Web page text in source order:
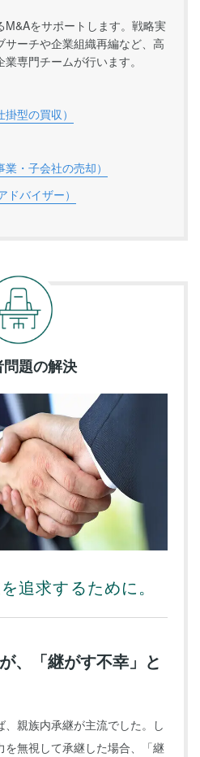
M&Aをサポートします。戦略実
ーチや企業組織再編など、高
専門チームが行います。
型の買収）
・子会社の売却）
バイザー）
題の解決
追求するために。
、「継がす不幸」と
親族内承継が主流でした。し
無視して承継した場合、「継